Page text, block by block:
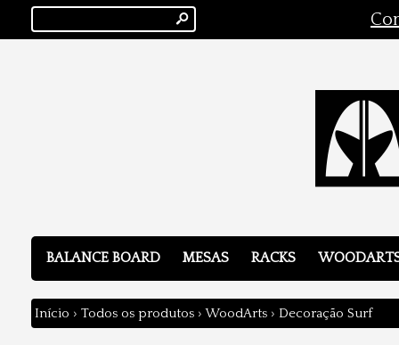
s
BALANCE BOARD MESAS RACKS
Início › Todos os produtos › WoodArts › Decoração Surf